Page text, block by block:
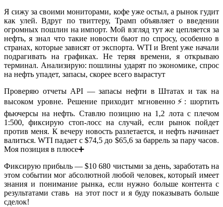
Я сижу за своими мониторами, кофе уже остыл, а рынок гудит
как улей. Вдруг по твиттеру, Трамп объявляет о введении
огромных пошлин на импорт. Мой взгляд тут же цепляется за
нефть, я знал что такие новости бьют по спросу, особенно в
странах, которые зависят от экспорта. WTI и Brent уже начали
подрагивать на графиках. Не теряя времени, я открываю
терминал. Анализирую: пошлины ударят по экономике, спрос
на нефть упадет, запасы, скорее всего вырастут
Проверяю отчеты API — запасы нефти в Штатах и так на
высоком уровне. Решение приходит мгновенно⚡: шортить
фьючерсы на нефть. Ставлю позицию на 1,2 лота с плечом
1:500, фиксирую стоп-лосс на случай, если рынок пойдет
против меня. К вечеру новость разлетается, и нефть начинает
валиться. WTI падает с $74,5 до $65,6 за баррель за пару часов.
Моя позиция в плюсе➕
Фиксирую прибыль — $10 680 чистыми за день, заработать на
этом событии мог абсолютной любой человек, который имеет
знания и понимание рынка, если нужно больше контента с
результатами ставь на этот пост и я буду показывать больше
сделок!